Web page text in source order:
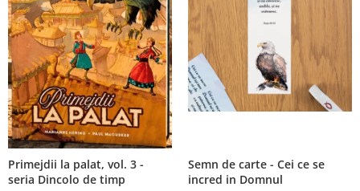
Primejdii la palat, vol. 3 -
seria Dincolo de timp
Semn de carte - Cei ce se
incred in Domnul